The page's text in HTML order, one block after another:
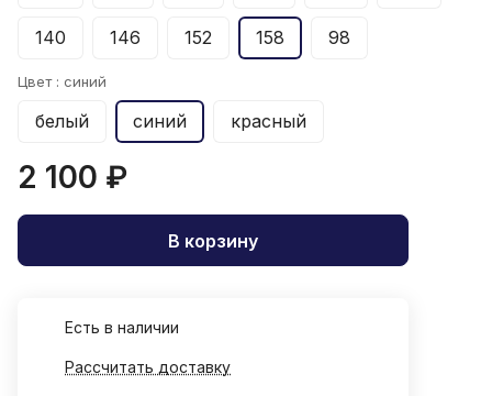
140 146 152 158 98
Цвет : синий
белый синий красный
2 100 ₽
В корзину
Есть в наличии
Рассчитать доставку